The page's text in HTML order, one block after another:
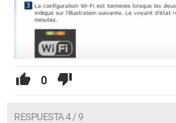
0
RESPUESTA 4 / 9